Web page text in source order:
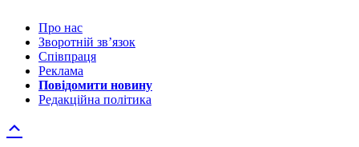
Про нас
Зворотній зв’язок
Співпраця
Реклама
Повідомити новину
Редакційна політика